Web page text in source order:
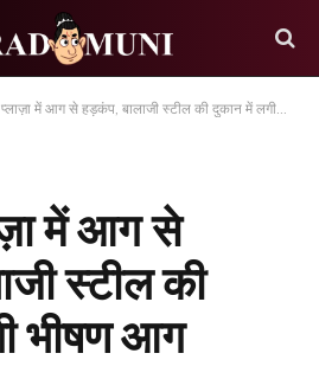
में आग से हड़कंप, बालाजी स्टील की दुकान में लगी भीषण आग
में आग से
स्टील की
भीषण आग